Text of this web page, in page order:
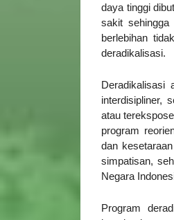
daya tinggi
sakit sehingga
berlebihan
deradikalisasi.
Deradikalisasi
interdisipliner,
atau
program
dan
simpatisan,
Negara
Program